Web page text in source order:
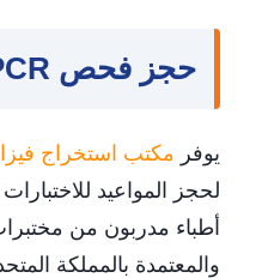
حجز فحص PCR لندن من الكويت
يوفر مكتب استخراج
لحجز المواعيد
أطباء مدربون من مختبرات
والمعتمدة بالمملكة